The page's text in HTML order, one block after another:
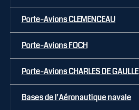
Porte-Avions CLEMENCEAU
Porte-Avions FOCH
Porte-Avions CHARLES DE GAULLE
Bases de l'Aéronautique navale